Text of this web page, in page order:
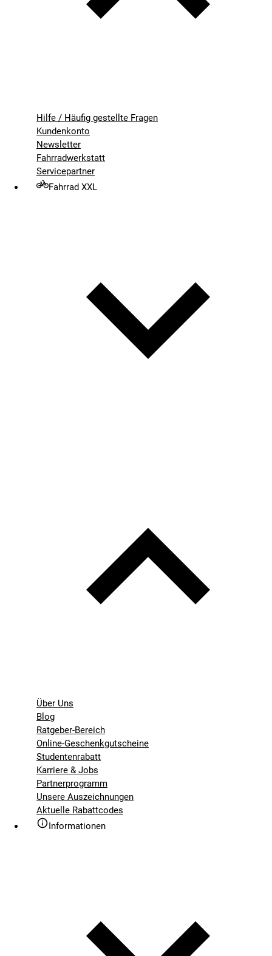
Hilfe / Häufig gestellte Fragen
Kundenkonto
Newsletter
Fahrradwerkstatt
Servicepartner
Fahrrad XXL
Über Uns
Blog
Ratgeber-Bereich
Online-Geschenkgutscheine
Studentenrabatt
Karriere & Jobs
Partnerprogramm
Unsere Auszeichnungen
Aktuelle Rabattcodes
Informationen